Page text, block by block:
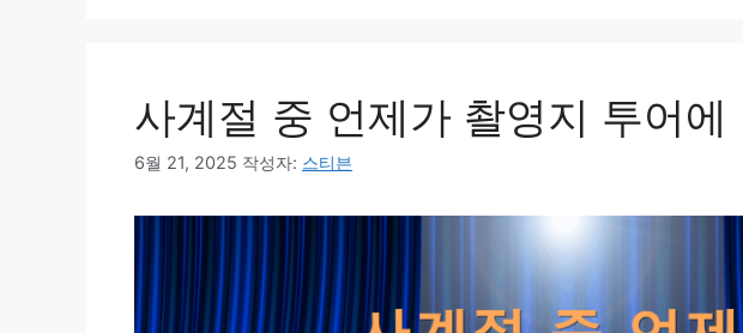
사계절 중 언제가 촬영지 투어에
6월 21, 2025 작성자: 스티븐